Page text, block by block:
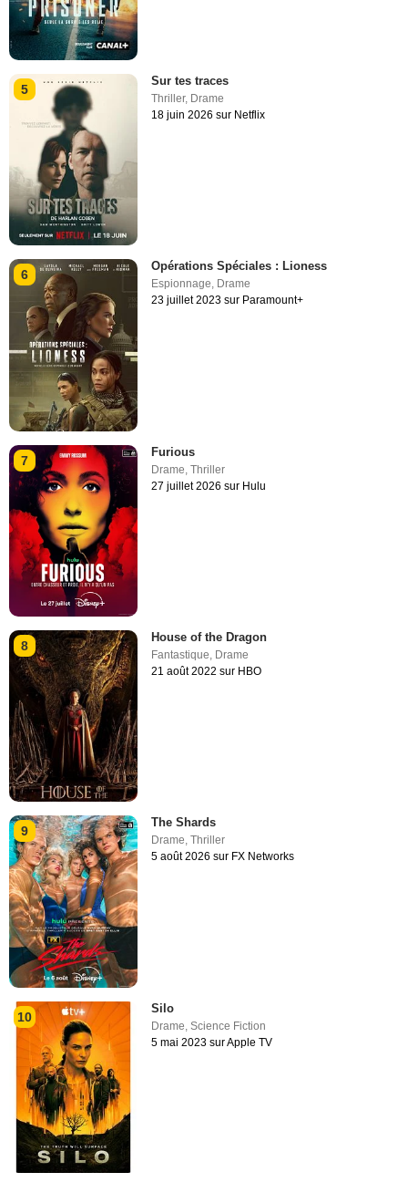
5
Sur tes traces
Thriller, Drame
18 juin 2026 sur Netflix
6
Opérations Spéciales : Lioness
Espionnage, Drame
23 juillet 2023 sur Paramount+
7
Furious
Drame ,Thriller
27 juillet 2026 sur Hulu
8
House of the Dragon
Fantastique, Drame
21 août 2022 sur HBO
9
The Shards
Drame,Thriller
5 août 2026 sur FX Networks
10
Silo
Drame ,Science Fiction
5 mai 2023 sur Apple TV